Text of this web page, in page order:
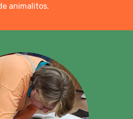
animalitos.